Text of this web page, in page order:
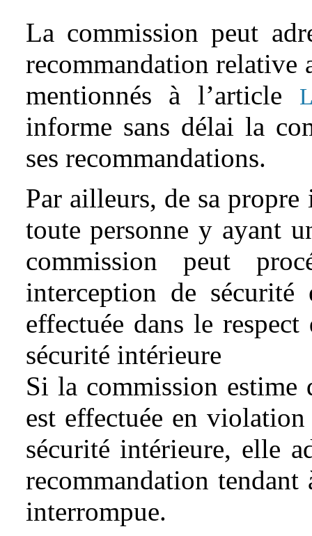
La commission peut
recommandation relative
mentionnés à l’article
informe sans délai la
ses recommandations.
Par ailleurs, de sa
toute personne y ayant
commission peut
interception de
effectuée dans le
sécurité intérieure
Si la commission estime
est effectuée en
sécurité intérieure, elle
recommandation
interrompue.